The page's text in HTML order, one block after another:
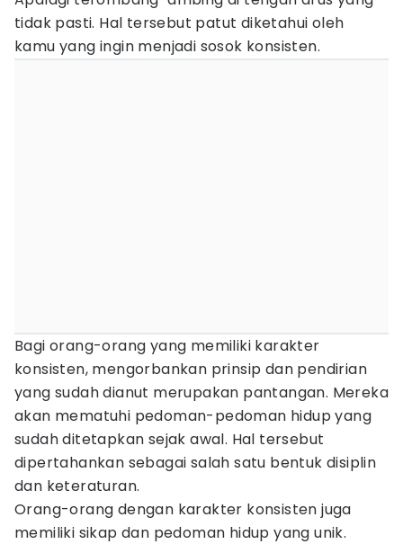
tidak pasti. Hal tersebut patut diketahui oleh
kamu yang ingin menjadi sosok konsisten.
Bagi orang-orang yang memiliki karakter
konsisten, mengorbankan prinsip dan pendirian
yang sudah dianut merupakan pantangan. Mereka
akan mematuhi pedoman-pedoman hidup yang
sudah ditetapkan sejak awal. Hal tersebut
dipertahankan sebagai salah satu bentuk disiplin
dan keteraturan.
Orang-orang dengan karakter konsisten juga
memiliki sikap dan pedoman hidup yang unik.